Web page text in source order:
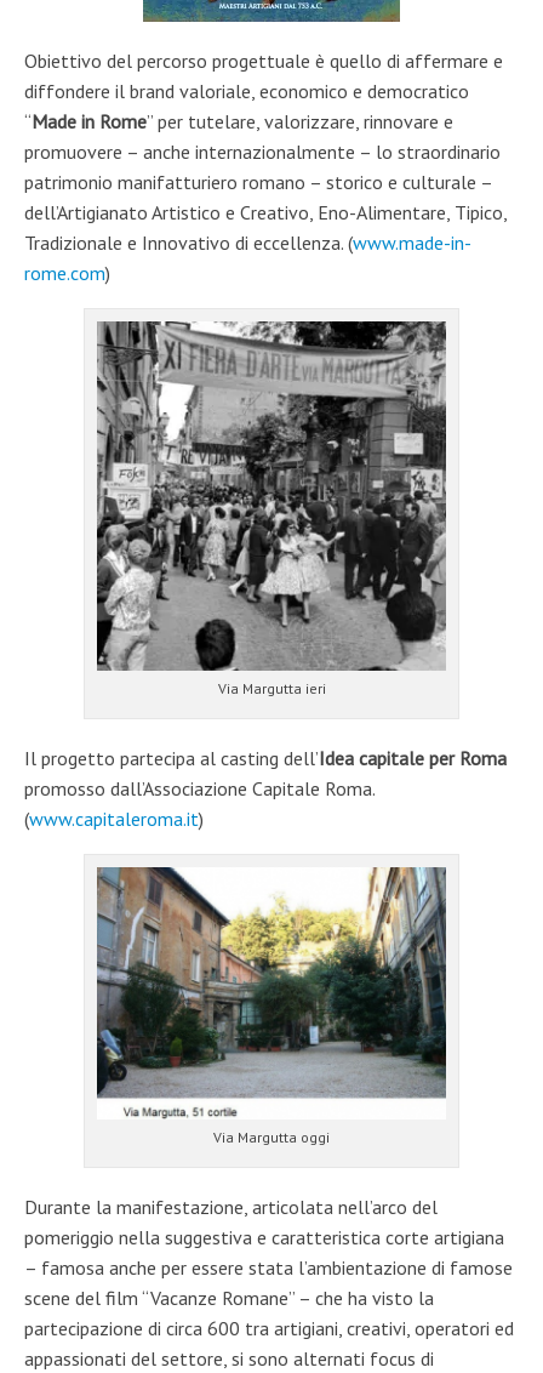
Obiettivo del percorso progettuale è quello di affermare e
diffondere il brand valoriale, economico e democratico
“Made in Rome” per tutelare, valorizzare, rinnovare e
promuovere – anche internazionalmente – lo straordinario
patrimonio manifatturiero romano – storico e culturale –
dell’Artigianato Artistico e Creativo, Eno-Alimentare, Tipico,
Tradizionale e Innovativo di eccellenza. (www.made-in-
rome.com)
Via Margutta ieri
Il progetto partecipa al casting dell’Idea capitale per Roma
promosso dall’Associazione Capitale Roma.
(www.capitaleroma.it)
Via Margutta oggi
Durante la manifestazione, articolata nell’arco del
pomeriggio nella suggestiva e caratteristica corte artigiana
– famosa anche per essere stata l’ambientazione di famose
scene del film “Vacanze Romane” – che ha visto la
partecipazione di circa 600 tra artigiani, creativi, operatori ed
appassionati del settore, si sono alternati focus di